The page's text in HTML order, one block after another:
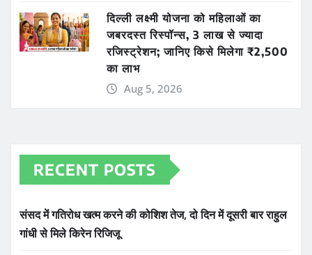
दिल्ली लक्ष्मी योजना को महिलाओं का
जबरदस्त रिस्पॉन्स, 3 लाख से ज्यादा
रजिस्ट्रेशन; जानिए किसे मिलेगा ₹2,500
का लाभ
Aug 5, 2026
RECENT POSTS
संसद में गतिरोध खत्म करने की कोशिश तेज, दो दिन में दूसरी बार राहुल
गांधी से मिले किरेन रिजिजू